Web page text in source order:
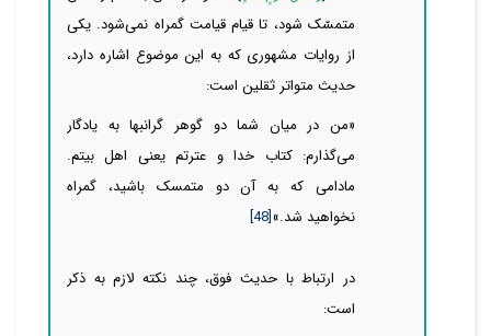
متمسّک شود، تا قیام قیامت گمراه نمی‌شود. یکی
از روایات مشهوری که به این موضوع اشاره دارد،
حدیث متواتر ثقلین است:
«من در میان شما دو گوهر گرانبها به یادگار
می‌گذارم: کتاب خدا و عترتم یعنی اهل بیتم.
مادامی که به آن دو متمسک باشید، گمراه
نخواهید شد.»[48]
در ارتباط با حدیث فوق، چند نکته لازم به ذکر
است: